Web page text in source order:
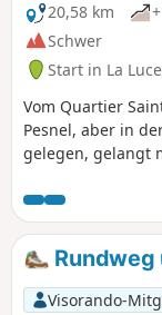
20,58 km
Schwer
Start in La
Vom Quartier
Pesnel, aber in
gelegen, gelangt
Lucerne... und
von La Rochelle-
von Le Pelotin
zu erreichen.
Rundweg
Visorando-